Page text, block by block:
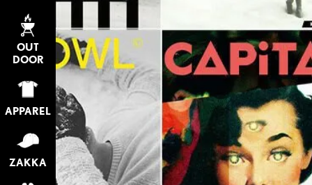
OUT
DOOR
APPAREL
ZAKKA